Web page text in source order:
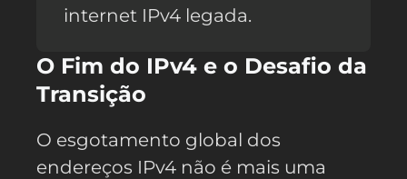
internet IPv4 legada.
O Fim do IPv4 e o Desafio da
Transição
O esgotamento global dos
endereços IPv4 não é mais uma